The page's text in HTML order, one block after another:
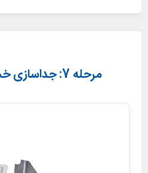
مرحله 7: جداسازی خشاب سیم کارت